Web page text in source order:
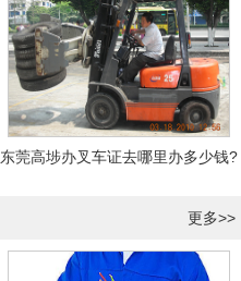
东莞高埗办叉车证去哪里办多少钱?
更多>>